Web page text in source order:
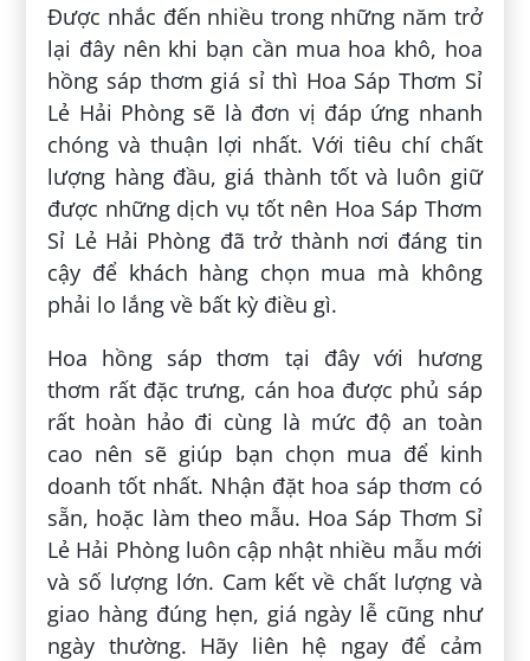
Được nhắc đến nhiều trong những năm trở
lại đây nên khi bạn cần mua hoa khô, hoa
hồng sáp thơm giá sỉ thì Hoa Sáp Thơm Sỉ
Lẻ Hải Phòng sẽ là đơn vị đáp ứng nhanh
chóng và thuận lợi nhất. Với tiêu chí chất
lượng hàng đầu, giá thành tốt và luôn giữ
được những dịch vụ tốt nên Hoa Sáp Thơm
Sỉ Lẻ Hải Phòng đã trở thành nơi đáng tin
cậy để khách hàng chọn mua mà không
phải lo lắng về bất kỳ điều gì.
Hoa hồng sáp thơm tại đây với hương
thơm rất đặc trưng, cán hoa được phủ sáp
rất hoàn hảo đi cùng là mức độ an toàn
cao nên sẽ giúp bạn chọn mua để kinh
doanh tốt nhất. Nhận đặt hoa sáp thơm có
sẵn, hoặc làm theo mẫu. Hoa Sáp Thơm Sỉ
Lẻ Hải Phòng luôn cập nhật nhiều mẫu mới
và số lượng lớn. Cam kết về chất lượng và
giao hàng đúng hẹn, giá ngày lễ cũng như
ngày thường. Hãy liên hệ ngay để cảm